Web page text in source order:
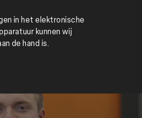
in het elektronische
kunnen wij
de hand is.